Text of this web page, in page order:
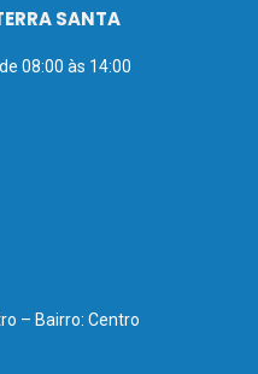
SANTA
08:00 às 14:00
– Bairro: Centro